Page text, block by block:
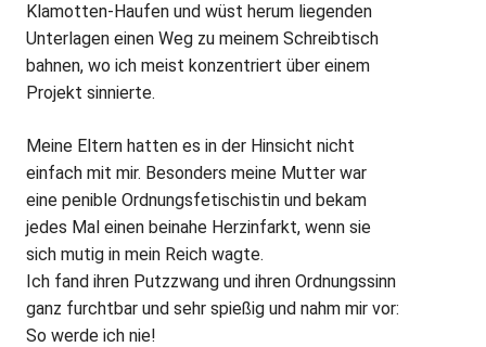
Klamotten-Haufen und wüst herum liegenden
Unterlagen einen Weg zu meinem Schreibtisch
bahnen, wo ich meist konzentriert über einem
Projekt sinnierte.
Meine Eltern hatten es in der Hinsicht nicht
einfach mit mir. Besonders meine Mutter war
eine penible Ordnungsfetischistin und bekam
jedes Mal einen beinahe Herzinfarkt, wenn sie
sich mutig in mein Reich wagte.
Ich fand ihren Putzzwang und ihren Ordnungssinn
ganz furchtbar und sehr spießig und nahm mir vor:
So werde ich nie!